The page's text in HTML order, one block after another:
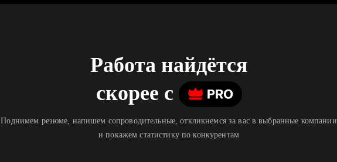
Работа найдётся
скорее c
Поднимем резюме, напишем сопроводительные, откликнемся за вас в выбранные компании
и покажем статистику по конкурентам